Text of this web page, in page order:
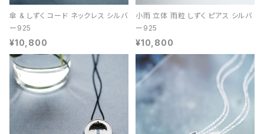
傘 & しずく コード ネックレス シルバ
ー925
¥10,800
小雨 立体 雨粒 しずく ピアス シルバ
ー925
¥10,800